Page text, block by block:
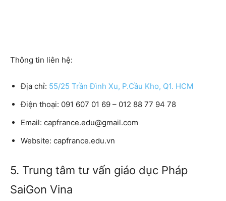
Thông tin liên hệ:
Địa chỉ: 55/25 Trần Đình Xu, P.Cầu Kho, Q1. HCM
Điện thoại: 091 607 01 69 – 012 88 77 94 78
Email: capfrance.edu@gmail.com
Website: capfrance.edu.vn
5. Trung tâm tư vấn giáo dục Pháp
SaiGon Vina